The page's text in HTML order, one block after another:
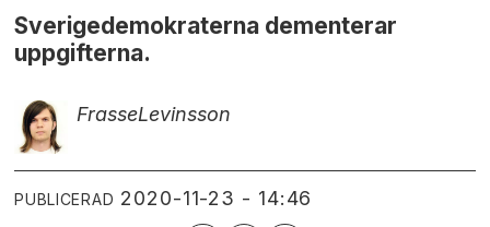
Sverigedemokraterna dementerar
uppgifterna.
FrasseLevinsson
PUBLICERAD 2020-11-23 - 14:46